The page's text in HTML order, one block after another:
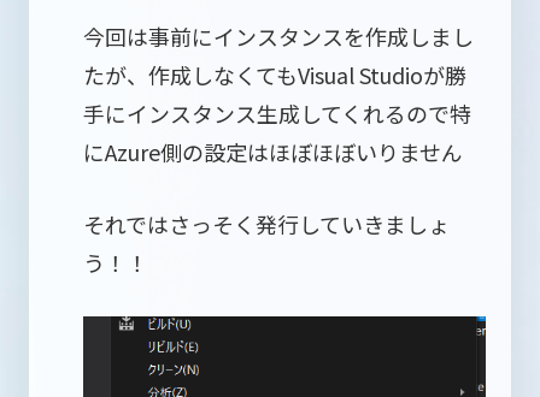
今回は事前にインスタンスを作成しまし
たが、作成しなくてもVisual Studioが勝
手にインスタンス生成してくれるので特
にAzure側の設定はほぼほぼいりません
それではさっそく発行していきましょ
う！！